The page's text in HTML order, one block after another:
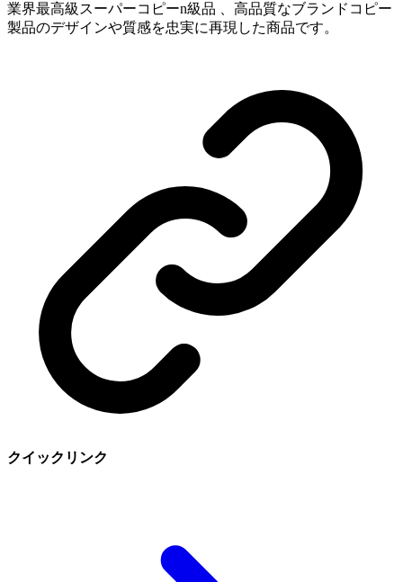
業界最高級スーパーコピーn級品 、高品質なブランドコピー
製品のデザインや質感を忠実に再現した商品です。
クイックリンク